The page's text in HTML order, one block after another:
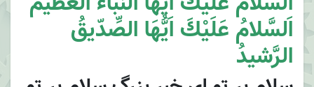
اَلسَّلامُ عَلَيْكَ اَيُّهَا الصِّدّيقُ
الرَّشيدُ